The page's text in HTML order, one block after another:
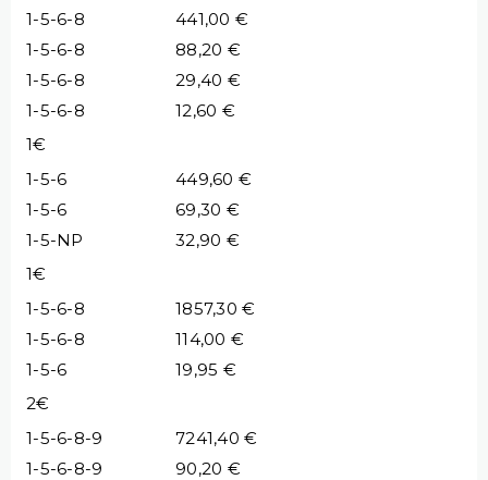
1-5-6-8
441,00 €
1-5-6-8
88,20 €
1-5-6-8
29,40 €
1-5-6-8
12,60 €
1€
1-5-6
449,60 €
1-5-6
69,30 €
1-5-NP
32,90 €
1€
1-5-6-8
1857,30 €
1-5-6-8
114,00 €
1-5-6
19,95 €
2€
1-5-6-8-9
7241,40 €
1-5-6-8-9
90,20 €